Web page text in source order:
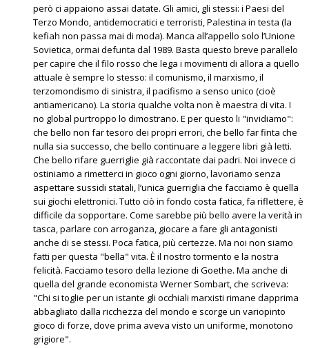
però ci appaiono assai datate. Gli amici, gli stessi: i Paesi del
Terzo Mondo, antidemocratici e terroristi, Palestina in testa (la
kefiah non passa mai di moda). Manca all’appello solo l’Unione
Sovietica, ormai defunta dal 1989. Basta questo breve parallelo
per capire che il filo rosso che lega i movimenti di allora a quello
attuale è sempre lo stesso: il comunismo, il marxismo, il
terzomondismo di sinistra, il pacifismo a senso unico (cioè
antiamericano). La storia qualche volta non è maestra di vita. I
no global purtroppo lo dimostrano. E per questo li "invidiamo":
che bello non far tesoro dei propri errori, che bello far finta che
nulla sia successo, che bello continuare a leggere libri già letti.
Che bello rifare guerriglie già raccontate dai padri. Noi invece ci
ostiniamo a rimetterci in gioco ogni giorno, lavoriamo senza
aspettare sussidi statali, l’unica guerriglia che facciamo è quella
sui giochi elettronici. Tutto ciò in fondo costa fatica, fa riflettere, è
difficile da sopportare. Come sarebbe più bello avere la verità in
tasca, parlare con arroganza, giocare a fare gli antagonisti
anche di se stessi. Poca fatica, più certezze. Ma noi non siamo
fatti per questa "bella" vita. È il nostro tormento e la nostra
felicità. Facciamo tesoro della lezione di Goethe. Ma anche di
quella del grande economista Werner Sombart, che scriveva:
"Chi si toglie per un istante gli occhiali marxisti rimane dapprima
abbagliato dalla ricchezza del mondo e scorge un variopinto
gioco di forze, dove prima aveva visto un uniforme, monotono
grigiore".